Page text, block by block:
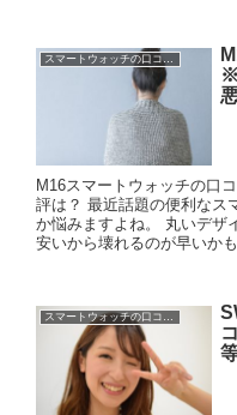
スマートウォッチの口コミに悪評は？
※
M16スマートウォッチの口
評は？ 最近話題の便利なス
か悩みますよね。 丸いデザ
安いから壊れるのが早いか
スマートウォッチの口コミに悪評は？